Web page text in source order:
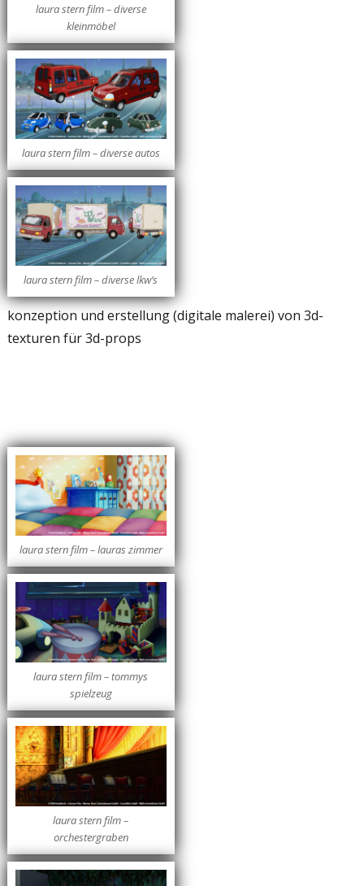
laura stern film – diverse
kleinmöbel
laura stern film – diverse autos
laura stern film – diverse lkw’s
konzeption und erstellung (digitale malerei) von 3d-
texturen für 3d-props
laura stern film – lauras zimmer
laura stern film – tommys
spielzeug
laura stern film –
orchestergraben